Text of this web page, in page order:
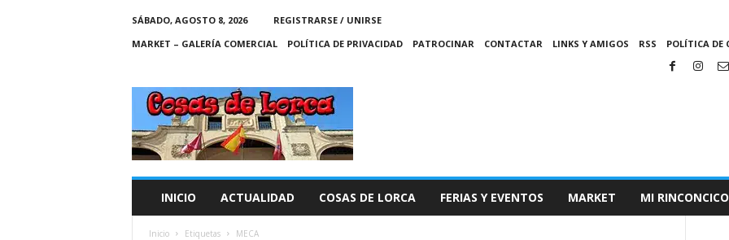
SÁBADO, AGOSTO 8, 2026
REGISTRARSE / UNIRSE
MARKET – GALERÍA COMERCIAL
POLÍTICA DE PRIVACIDAD PATROCINAR CONTACTAR LINKS Y AMIGOS RSS POLÍTICA DE
C
A
S
INICIO ACTUALIDAD COSAS DE LORCA FERIAS Y EVENTOS MARKET MI RINCONCICO
Inicio Etiquetas MECA